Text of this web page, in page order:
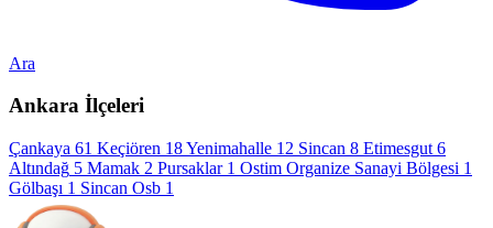
Ara
Ankara İlçeleri
Çankaya 61 Keçiören 18Yenimahalle 12 Sincan 8 Etimesgut 6
Altındağ 5 Mamak 2 Pursaklar 1 Ostim Organize Sanayi Bölgesi 1
Gölbaşı 1 Sincan Osb 1